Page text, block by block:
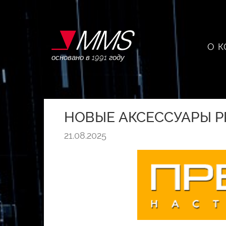
основано в 1991 году
О
НОВЫЕ АКСЕССУАРЫ
21.08.2025